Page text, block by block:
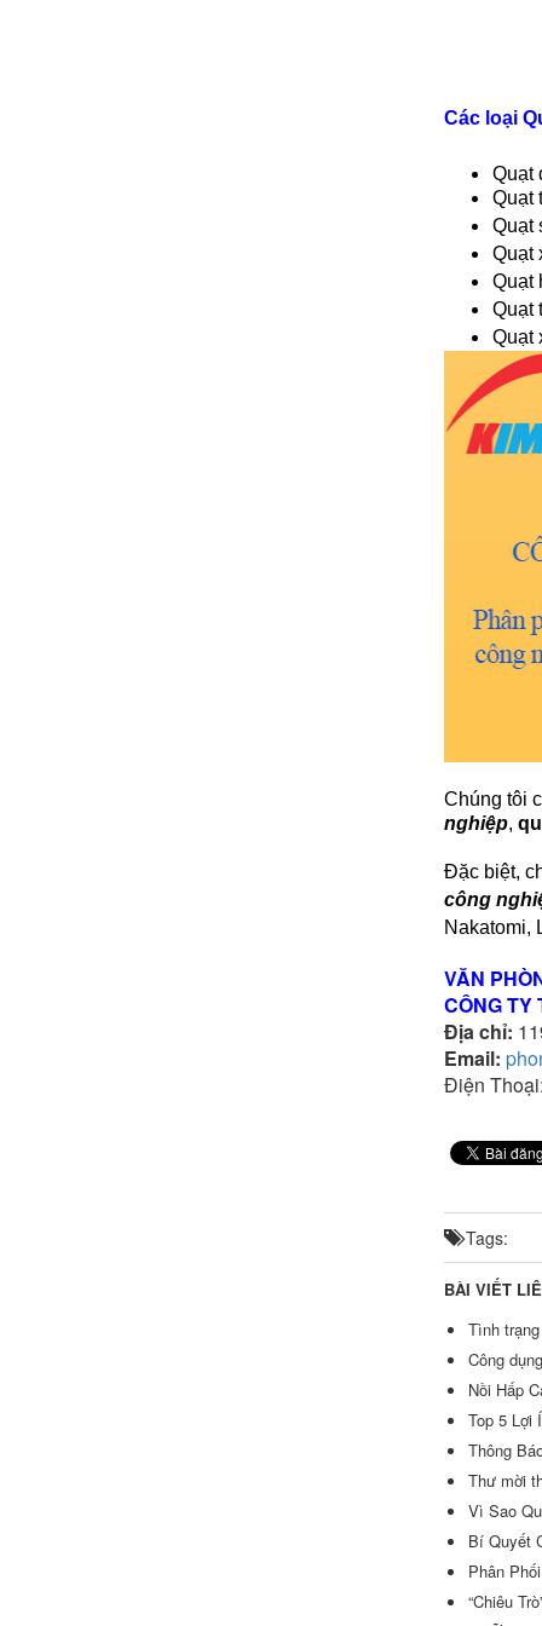
Các loại
Quạt
Quạt
Quạt
Quạt
Quạt
Quạt
Quạt
Chúng tôi
nghiệp,
Đặc biệt,
công
Nakatomi,
VĂN
CÔNG TY
Địa chỉ:
Email:
Điện
Tags:
BÀI VIẾT
Tình
Công
Nồi Hấp
Top 5 Lợi
Thông
Thư mời
Vì Sao
Bí Quyết
Phân
“Chiêu